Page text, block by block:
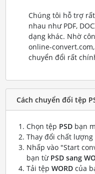
Chúng tôi hỗ trợ
nhau như PDF,
dạng khác. Nhờ
online-
chuyển đổi rất
Cách chuyển đổi tệp
Chọn tệp PSDbạn
Thay đổi chất
Nhấp vào "Start
bạn từ PSD sang
Tải tệp WORDcủa